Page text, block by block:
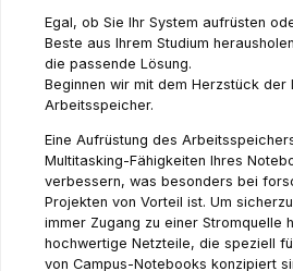
Egal, ob Sie Ihr System aufrüsten
Beste aus Ihrem Studium
die passende Lösung.
Beginnen wir mit dem Herzstück der
Arbeitsspeicher.
Eine Aufrüstung des
Multitasking-Fähigkeiten Ihres
verbessern, was besonders bei
Projekten von Vorteil ist. Um
immer Zugang zu einer Stromquelle
hochwertige Netzteile, die speziell
von Campus-Notebooks konzipiert